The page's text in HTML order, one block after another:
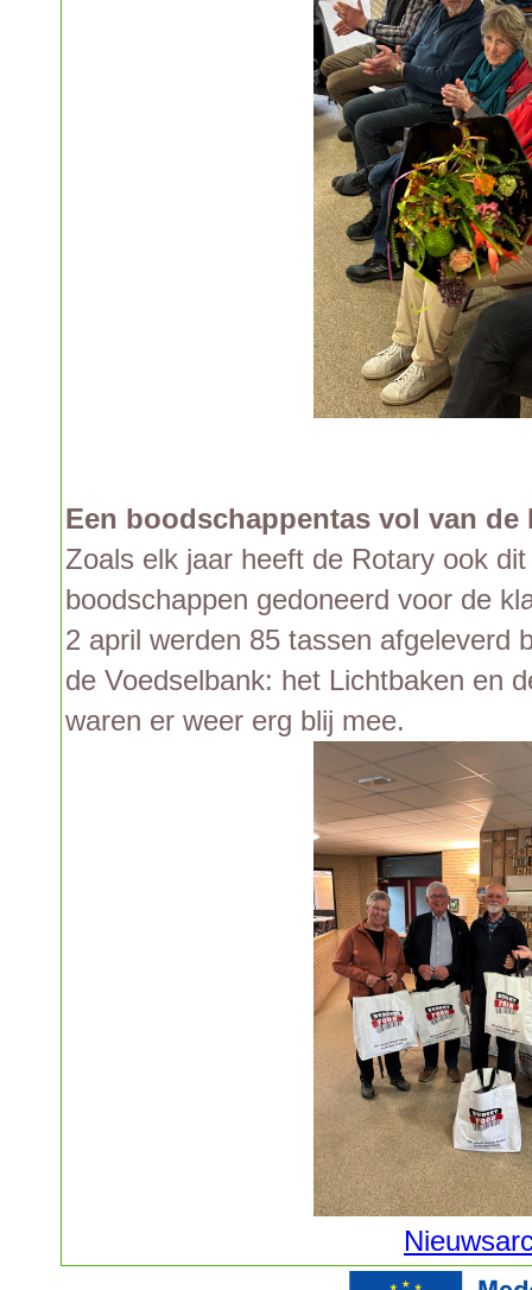
Een boodschappentas vol van de
Zoals elk jaar heeft de Rotary ook
boodschappen gedoneerd voor de
2 april werden 85 tassen afgeleverd
de Voedselbank: het Lichtbaken en
waren er weer erg blij mee.